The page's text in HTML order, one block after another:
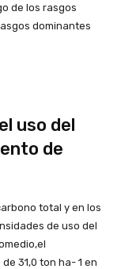
de los rasgos
dominantes
uso del
de
total y en los
de uso del
31,0 ton ha- 1 en